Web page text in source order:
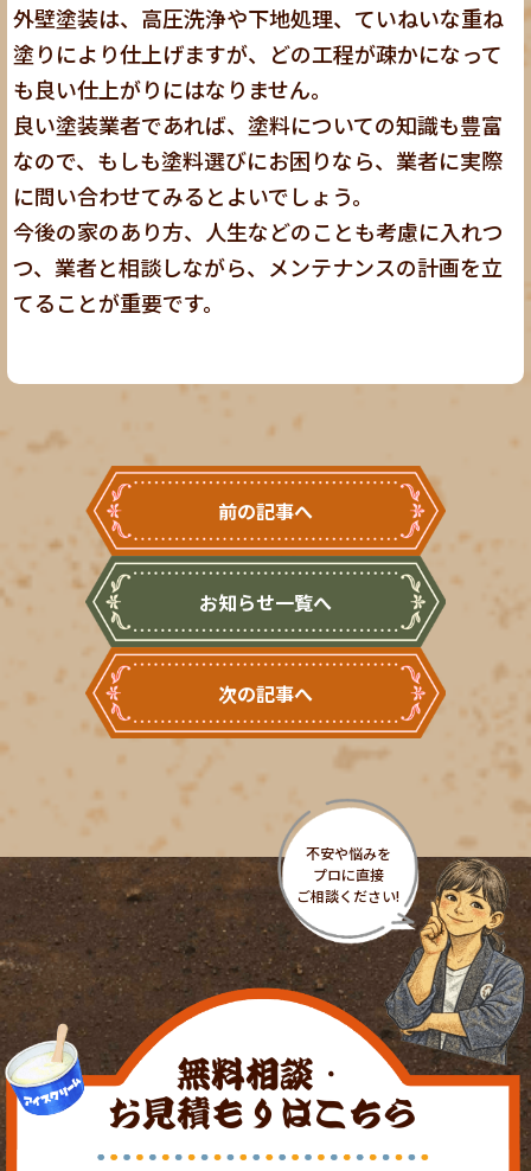
外壁塗装は、高圧洗浄や下地処理、ていねいな重ね
塗りにより仕上げますが、どの工程が疎かになって
も良い仕上がりにはなりません。
良い塗装業者であれば、塗料についての知識も豊富
なので、もしも塗料選びにお困りなら、業者に実際
に問い合わせてみるとよいでしょう。
今後の家のあり方、人生などのことも考慮に入れつ
つ、業者と相談しながら、メンテナンスの計画を立
てることが重要です。
前の記事へ
お知らせ一覧へ
次の記事へ
無料相談・
お見積もりはこちら